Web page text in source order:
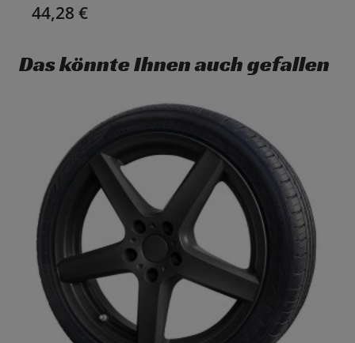
44,28 €
Das könnte Ihnen auch gefallen